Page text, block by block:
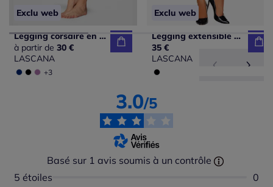
Exclu web
Legging corsaire en coton avec bords-côtes confortables
à partir de 30 €
LASCANA
+3
Exclu web
Legging extensible brillant avec bords ouverts au bas des jambes
35 €
LASCANA
3.0/5
Basé sur 1 avis soumis à un contrôle
5 étoiles
0